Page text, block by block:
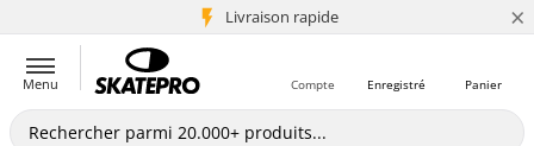
Livraison rapide
+5 mio de clients ×
Menu Panier
Enregistré
Compte